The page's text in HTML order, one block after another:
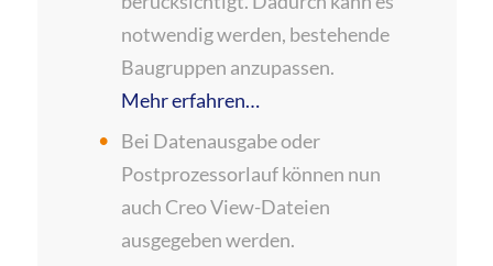
notwendig werden, bestehende
Baugruppen anzupassen.
Mehr erfahren…
Bei Datenausgabe oder
Postprozessorlauf können nun
auch Creo View-Dateien
ausgegeben werden.